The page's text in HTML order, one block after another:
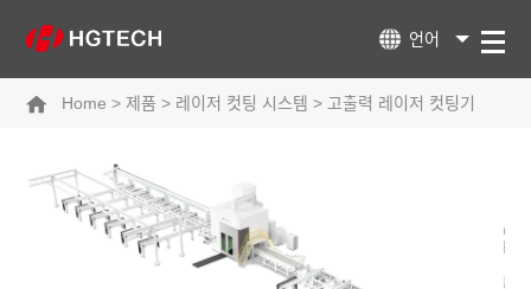
언어
Home > 제품 > 레이저 컷팅 시스템 > 고출력 레이저 컷팅기